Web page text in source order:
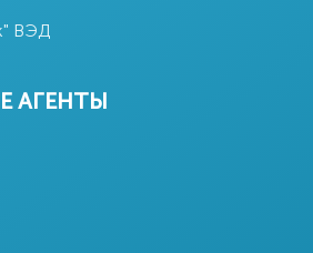
ВЭД
АГЕНТЫ